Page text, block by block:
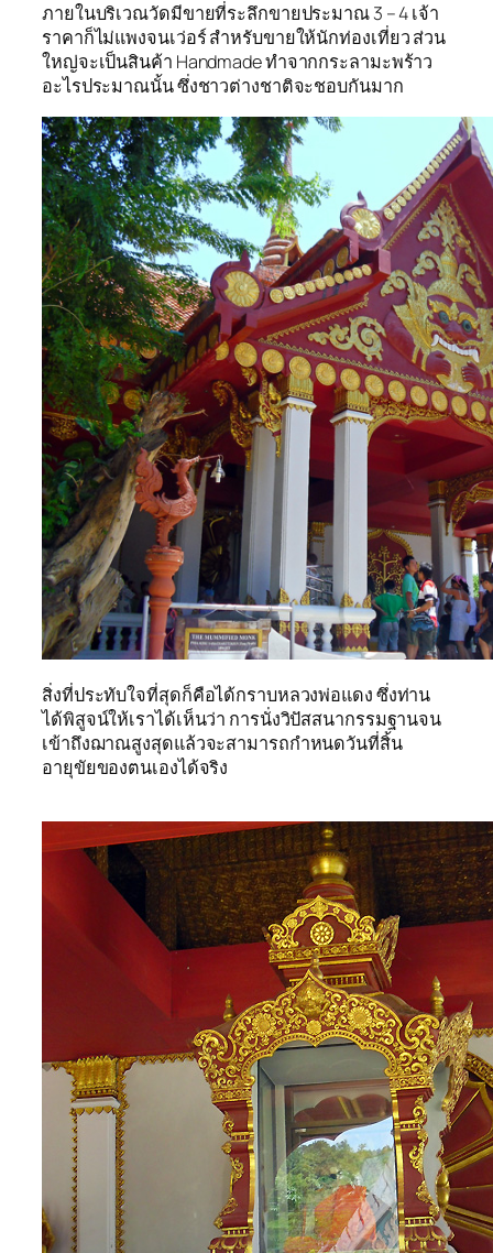
ภายในบริเวณวัดมีขายที่ระลึกขายประมาณ 3 – 4 เจ้า
ราคาก็ไม่แพงจนเว่อร์ สำหรับขายให้นักท่องเที่ยว ส่วน
ใหญ่จะเป็นสินค้า Handmade ทำจากกระลามะพร้าว
อะไรประมาณนั้น ซึ่งชาวต่างชาติจะชอบกันมาก
สิ่งที่ประทับใจที่สุดก็คือได้กราบหลวงพ่อแดง ซึ่งท่าน
ได้พิสูจน์ให้เราได้เห็นว่า การนั่งวิปัสสนากรรมฐานจน
เข้าถึงฌาณสูงสุดแล้วจะสามารถกำหนดวันที่สิ้น
อายุขัยของตนเองได้จริง